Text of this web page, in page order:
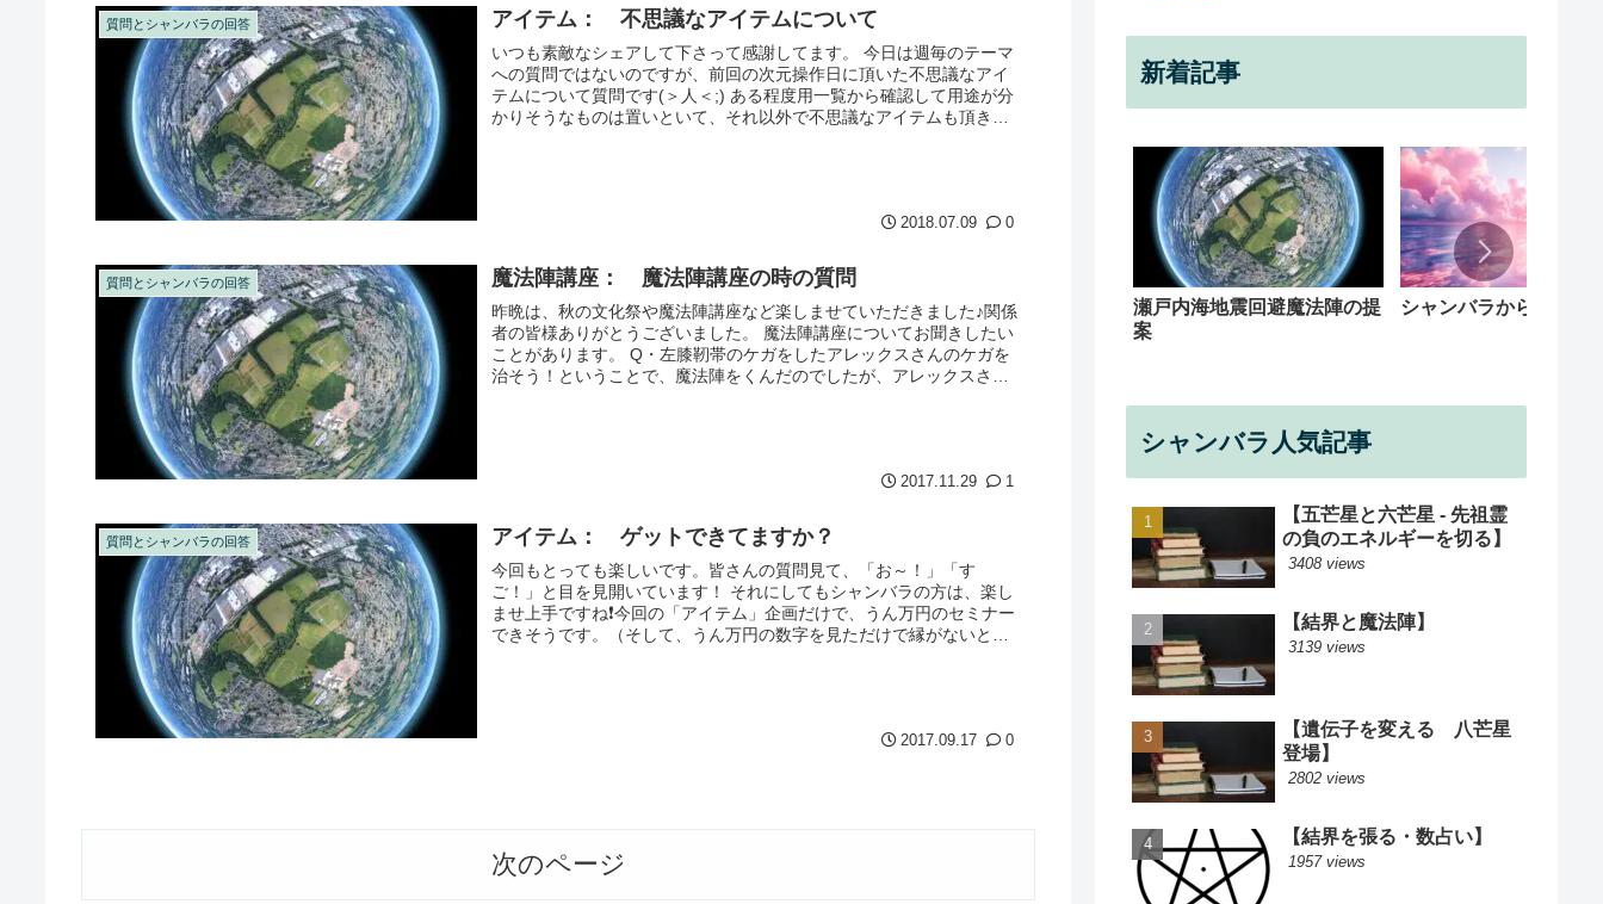
質問とシャンバラの回答 アイテム： 不思議なアイテムについて
いつも素敵なシェアして下さって感謝してます。 今日は週毎のテーマ
への質問ではないのですが、前回の次元操作日に頂いた不思議なアイ
テムについて質問です(＞人＜;) ある程度用一覧から確認して用途が分
かりそうなものは置いといて、それ以外で不思議なアイテムも頂きま
2018.07.09 0
質問とシャンバラの回答 魔法陣講座： 魔法陣講座の時の質問
昨晩は、秋の文化祭や魔法陣講座など楽しませていただきました♪関係
者の皆様ありがとうございました。 魔法陣講座についてお聞きしたい
ことがあります。 Q・左膝靭帯のケガをしたアレックスさんのケガを
治そう！ということで、魔法陣をくんだのでしたが、アレックスさん
2017.11.29 1
質問とシャンバラの回答 アイテム： ゲットできてますか？
今回もとっても楽しいです。皆さんの質問見て、「お～！」「す
ご！」と目を見開いています！ それにしてもシャンバラの方は、楽し
ませ上手ですね❗今回の「アイテム」企画だけで、うん万円のセミナー
できそうです。（そして、うん万円の数字を見ただけで縁がないと諦
2017.09.17 0
次のページ
新着記事
瀬戸内海地震回避魔法陣の提
案
シャンバラからの回覧
シャンバラ人気記事
【五芒星と六芒星 - 先祖霊
の負のエネルギーを切る】
3408 views
【結界と魔法陣】
3139 views
【遺伝子を変える 八芒星
登場】
2802 views
【結界を張る・数占い】
1957 views